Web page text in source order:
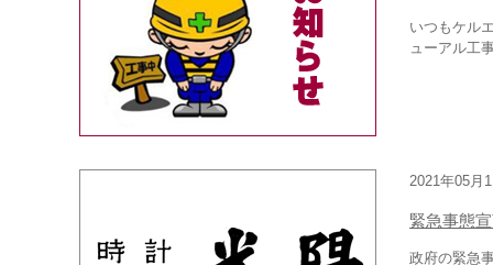
いつもケル
ューアル工
2021年05月
緊急事態
政府の緊急